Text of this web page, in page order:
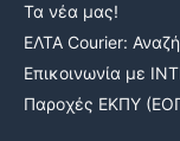
Τα νέα μας!
ΕΛΤΑ Courier:
Επικοινωνία με
Παροχές ΕΚΠΥ